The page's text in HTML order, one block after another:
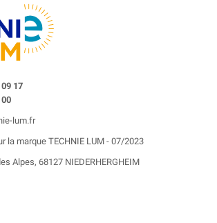
17
lum.fr
la marque TECHNIE LUM - 07/2023
Alpes, 68127 NIEDERHERGHEIM